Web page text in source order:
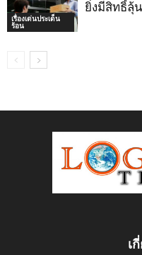
เรื่องเด่นประเด็น
ร้อน
ยิ่งมีสิทธิ์ลุ้
เ